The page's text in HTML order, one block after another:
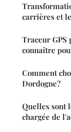
carrières et
Traceur GPS
connaître
Comment
Dordogne?
Quelles sont
chargée de